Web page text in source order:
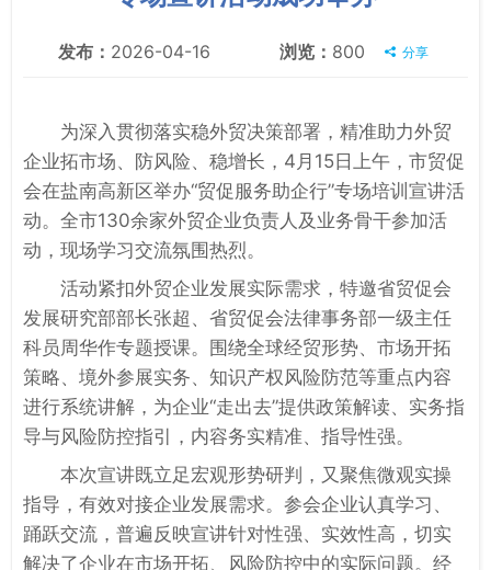
发布： 2026-04-16 浏览： 800 分享
为深入贯彻落实稳外贸决策部署，精准助力外贸
企业拓市场、防风险、稳增长，4月15日上午，市贸促
会在盐南高新区举办“贸促服务助企行”专场培训宣讲活
动。全市130余家外贸企业负责人及业务骨干参加活
动，现场学习交流氛围热烈。
活动紧扣外贸企业发展实际需求，特邀省贸促会
发展研究部部长张超、省贸促会法律事务部一级主任
科员周华作专题授课。围绕全球经贸形势、市场开拓
策略、境外参展实务、知识产权风险防范等重点内容
进行系统讲解，为企业“走出去”提供政策解读、实务指
导与风险防控指引，内容务实精准、指导性强。
本次宣讲既立足宏观形势研判，又聚焦微观实操
指导，有效对接企业发展需求。参会企业认真学习、
踊跃交流，普遍反映宣讲针对性强、实效性高，切实
解决了企业在市场开拓、风险防控中的实际问题。经